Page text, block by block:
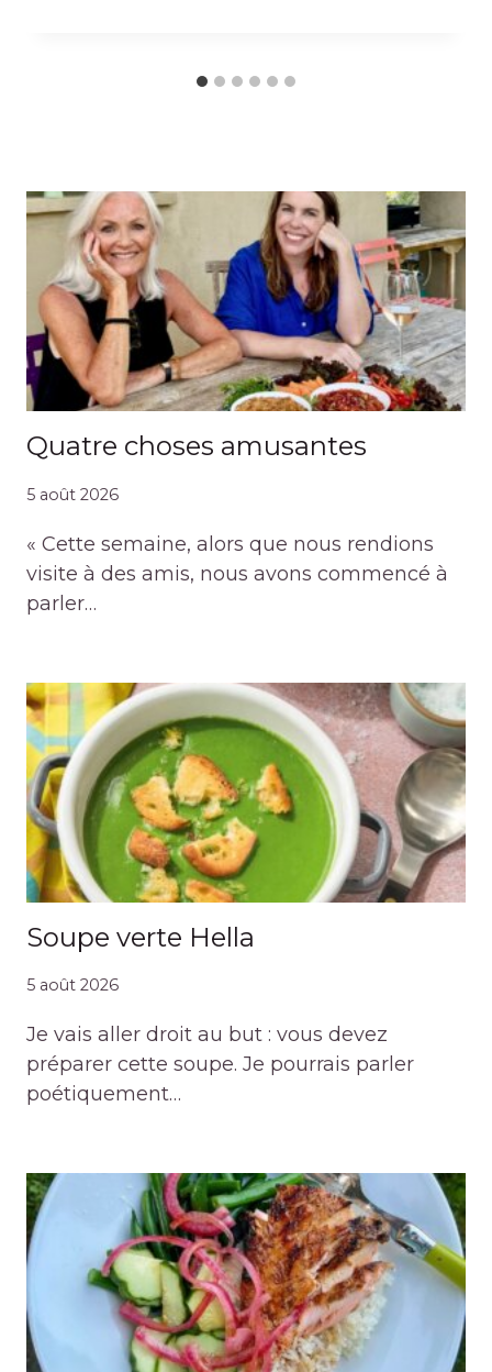
Quatre choses amusantes
5 août 2026
« Cette semaine, alors que nous rendions
visite à des amis, nous avons commencé à
parler…
Soupe verte Hella
5 août 2026
Je vais aller droit au but : vous devez
préparer cette soupe. Je pourrais parler
poétiquement…